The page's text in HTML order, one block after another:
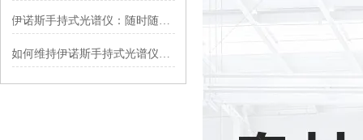
伊诺斯手持式光谱仪：随时随地进行高精度分析
如何维持伊诺斯手持式光谱仪的检测精度？